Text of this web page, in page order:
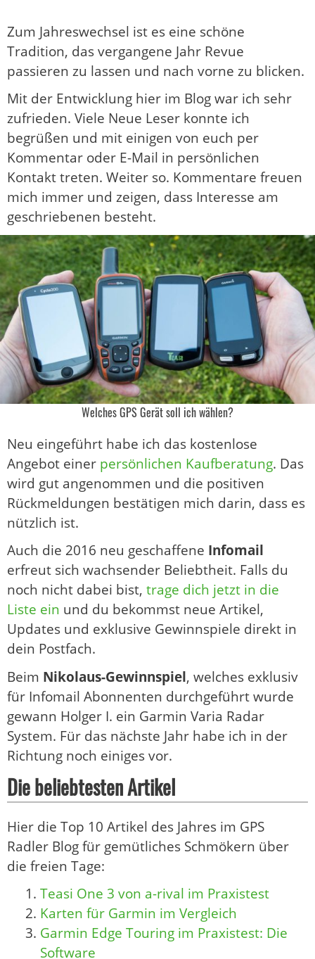
Zum Jahreswechsel ist es eine schöne
Tradition, das vergangene Jahr Revue
passieren zu lassen und nach vorne zu blicken.
Mit der Entwicklung hier im Blog war ich sehr
zufrieden. Viele Neue Leser konnte ich
begrüßen und mit einigen von euch per
Kommentar oder E-Mail in persönlichen
Kontakt treten. Weiter so. Kommentare freuen
mich immer und zeigen, dass Interesse am
geschriebenen besteht.
Welches GPS Gerät soll ich wählen?
Neu eingeführt habe ich das kostenlose
Angebot einer persönlichen Kaufberatung. Das
wird gut angenommen und die positiven
Rückmeldungen bestätigen mich darin, dass es
nützlich ist.
Auch die 2016 neu geschaffene Infomail
erfreut sich wachsender Beliebtheit. Falls du
noch nicht dabei bist, trage dich jetzt in die
Liste ein und du bekommst neue Artikel,
Updates und exklusive Gewinnspiele direkt in
dein Postfach.
Beim Nikolaus-Gewinnspiel, welches exklusiv
für Infomail Abonnenten durchgeführt wurde
gewann Holger I. ein Garmin Varia Radar
System. Für das nächste Jahr habe ich in der
Richtung noch einiges vor.
Die beliebtesten Artikel
Hier die Top 10 Artikel des Jahres im GPS
Radler Blog für gemütliches Schmökern über
die freien Tage:
Teasi One 3 von a-rival im Praxistest
Karten für Garmin im Vergleich
Garmin Edge Touring im Praxistest: Die
Software